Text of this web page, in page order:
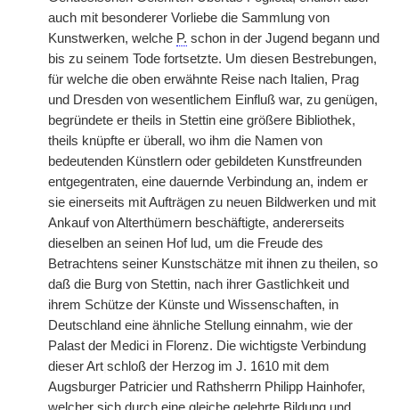
auch mit besonderer Vorliebe die Sammlung von
Kunstwerken, welche P. schon in der Jugend begann und
bis zu seinem Tode fortsetzte. Um diesen Bestrebungen,
für welche die oben erwähnte Reise nach Italien, Prag
und Dresden von wesentlichem Einfluß war, zu genügen,
begründete er theils in Stettin eine größere Bibliothek,
theils knüpfte er überall, wo ihm die Namen von
bedeutenden Künstlern oder gebildeten Kunstfreunden
entgegentraten, eine dauernde Verbindung an, indem er
sie einerseits mit Aufträgen zu neuen Bildwerken und mit
Ankauf von Alterthümern beschäftigte, andererseits
dieselben an seinen Hof lud, um die Freude des
Betrachtens seiner Kunstschätze mit ihnen zu theilen, so
daß die Burg von Stettin, nach ihrer Gastlichkeit und
ihrem Schütze der Künste und Wissenschaften, in
Deutschland eine ähnliche Stellung einnahm, wie der
Palast der Medici in Florenz. Die wichtigste Verbindung
dieser Art schloß der Herzog im J. 1610 mit dem
Augsburger Patricier und Rathsherrn Philipp Hainhofer,